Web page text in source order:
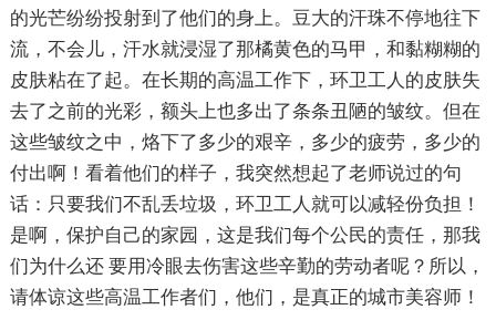
的光芒纷纷投射到了他们的身上。豆大的汗珠不停地往下
流，不会儿，汗水就浸湿了那橘黄色的马甲，和黏糊糊的
皮肤粘在了起。在长期的高温工作下，环卫工人的皮肤失
去了之前的光彩，额头上也多出了条条丑陋的皱纹。但在
这些皱纹之中，烙下了多少的艰辛，多少的疲劳，多少的
付出啊！看着他们的样子，我突然想起了老师说过的句
话：只要我们不乱丢垃圾，环卫工人就可以减轻份负担！
是啊，保护自己的家园，这是我们每个公民的责任，那我
们为什么还 要用冷眼去伤害这些辛勤的劳动者呢？所以，
请体谅这些高温工作者们，他们，是真正的城市美容师！